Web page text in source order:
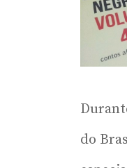
do